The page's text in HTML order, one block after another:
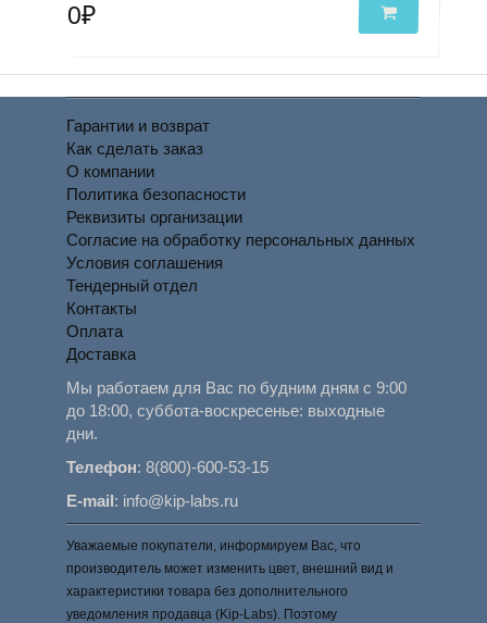
0₽
Гарантии и возврат
Как сделать заказ
О компании
Политика безопасности
Реквизиты организации
Согласие на обработку персональных данных
Условия соглашения
Тендерный отдел
Контакты
Оплата
Доставка
Мы работаем для Вас по будним дням с 9:00
до 18:00, суббота-воскресенье: выходные
дни.
Телефон:8(800)-600-53-15
E-mail: info@kip-labs.ru
Уважаемые покупатели, информируем Вас, что
производитель может изменить цвет, внешний вид и
характеристики товара без дополнительного
уведомления продавца (Kip-Labs). Поэтому